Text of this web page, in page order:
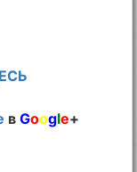
вGoogle+